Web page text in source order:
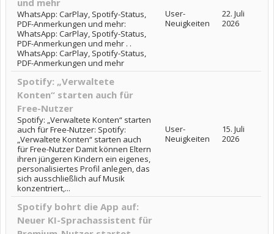
und mehr
WhatsApp: CarPlay, Spotify-Status,
PDF-Anmerkungen und mehr:
WhatsApp: CarPlay, Spotify-Status,
PDF-Anmerkungen und mehr . .
WhatsApp: CarPlay, Spotify-Status,
PDF-Anmerkungen und mehr
User-
Neuigkeiten
22. Juli
2026
Spotify: „Verwaltete
Konten“ starten auch für
Free-Nutzer
Spotify: „Verwaltete Konten“ starten
auch für Free-Nutzer: Spotify:
„Verwaltete Konten“ starten auch
für Free-Nutzer Damit können Eltern
ihren jüngeren Kindern ein eigenes,
personalisiertes Profil anlegen, das
sich ausschließlich auf Musik
konzentriert,...
User-
Neuigkeiten
15. Juli
2026
Spotify bohrt die App auf:
Neuer KI-Sprachassistent für